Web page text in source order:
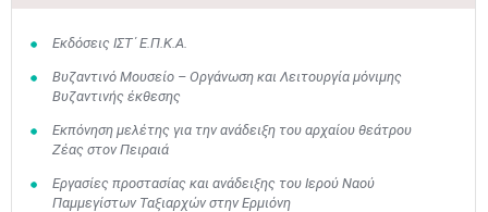
Εκδόσεις ΙΣΤ΄ Ε.Π.Κ.Α.
Βυζαντινό Μουσείο – Οργάνωση και Λειτουργία μόνιμης
Βυζαντινής έκθεσης
Εκπόνηση μελέτης για την ανάδειξη του αρχαίου θεάτρου
Ζέας στον Πειραιά
Εργασίες προστασίας και ανάδειξης του Ιερού Ναού
Παμμεγίστων Ταξιαρχών στην Ερμιόνη